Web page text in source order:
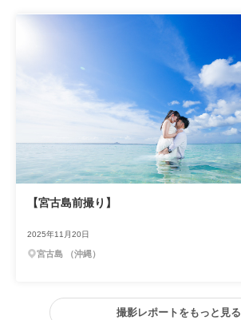
【宮古島前撮り】
2025年11月20日
宮古島 （沖縄）
撮影レポートをもっと見る